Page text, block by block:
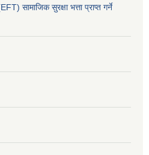
सामाजिक सुरक्षा भत्ता प्राप्त गर्ने